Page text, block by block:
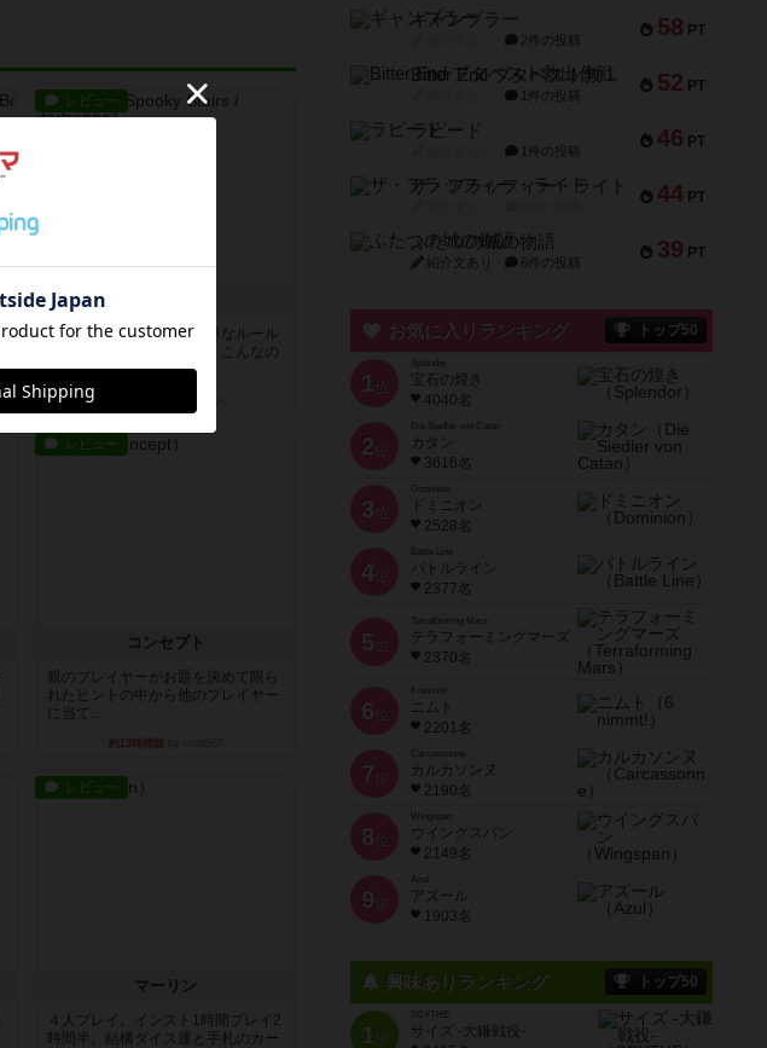
レビュー
対人アナログプレイ。簡単なルール
で誰とでも遊べるゲーム。こんなの
子ども...
レビュー
コンセプト
親のプレイヤーがお題を決めて限ら
れたヒントの中から他のプレイヤー
に当て...
約13時間前
レビュー
マーリン
４人プレイ。インスト1時間プレイ2
時間半。結構ダイス運と手札のカー
58 PT
ギャンブラー
2件の投稿
52 PT
Bitter End ブタペスト救出作戦
1件の投稿
46 PT
ラピード
1件の投稿
44 PT
ザ・フラッフィー・ライト
39 PT
ふたつの城の物語
紹介文あり 6件の投稿
お気に入りランキング トップ50
1 位
宝石の煌き
4040名
2 位
Die Siedler von Catan
カタン
3616名
3 位
ドミニオン
2528名
4位
Battle Line
バトルライン
2377名
5 位
Terraforming Mars
テラフォーミングマーズ
2370名
6 位
ニムト
2201名
7 位
Carcassonne
カルカソンヌ
2190名
8 位
Wingspan
ウイングスパン
2149名
9 位
Azul
アズール
1903名
興味ありランキング トップ50
1位
SCYTHE
サイズ -大鎌戦役-